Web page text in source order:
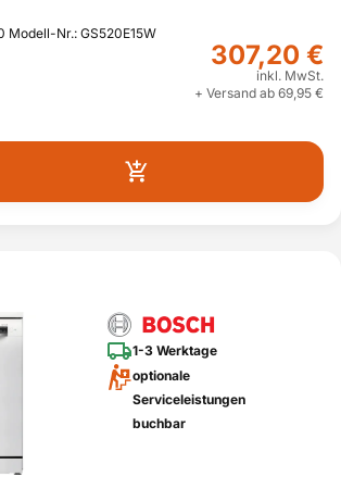
Modell-Nr.: GS520E15W
307,20 €
inkl. MwSt.
+ Versand ab 69,95 €
1-3 Werktage
optionale
Serviceleistungen
buchbar